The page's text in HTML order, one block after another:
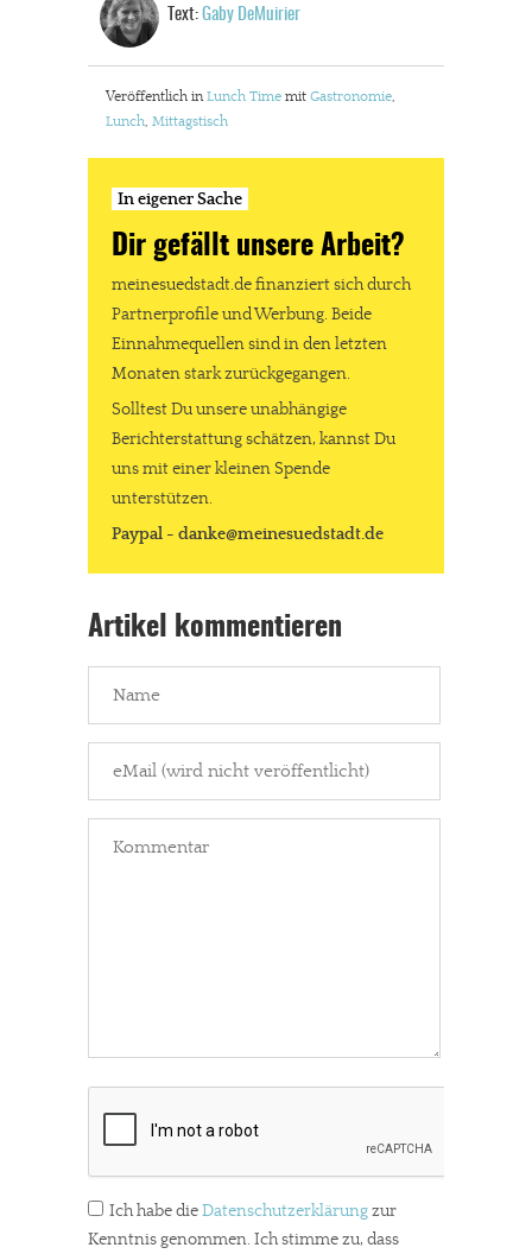
Text: Gaby DeMuirier
Veröffentlich in Lunch Time mit Gastronomie,
Lunch, Mittagstisch
In eigener Sache
Dir gefällt unsere Arbeit?
meinesuedstadt.de finanziert sich durch
Partnerprofile und Werbung. Beide
Einnahmequellen sind in den letzten
Monaten stark zurückgegangen.
Solltest Du unsere unabhängige
Berichterstattung schätzen, kannst Du
uns mit einer kleinen Spende
unterstützen.
Paypal - danke@meinesuedstadt.de
Artikel kommentieren
Ich habe dieDatenschutzerklärungzur
Kenntnis genommen. Ich stimme zu, dass